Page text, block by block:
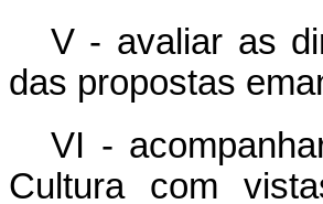
V - avaliar as
das propostas
VI -
Cultura com